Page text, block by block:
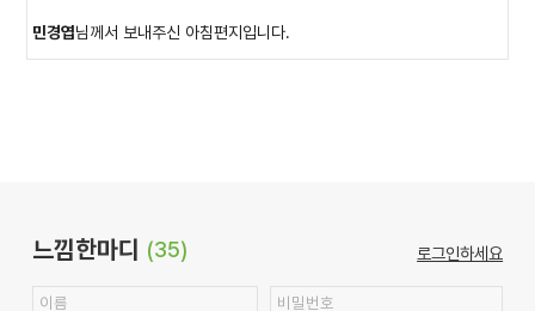
민경엽님께서 보내주신 아침편지입니다.
느낌한마디 (35) 로그인하세요